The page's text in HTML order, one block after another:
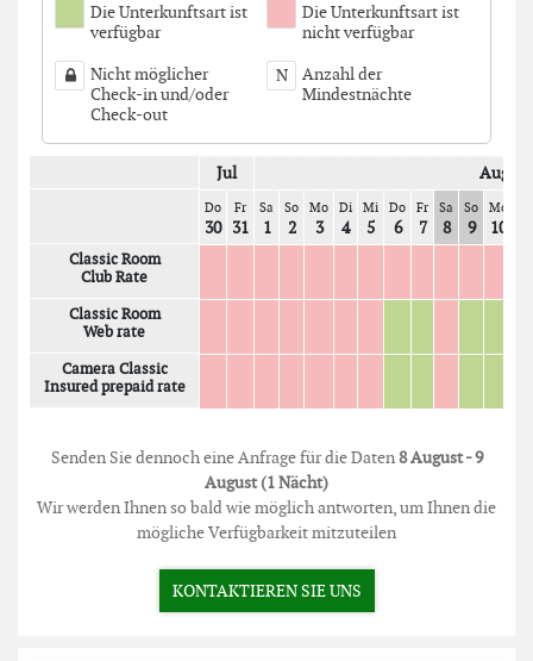
Die Unterkunftsart ist
verfügbar
Die Unterkunftsart ist
nicht verfügbar
Nicht möglicher
Check-in und/oder
Check-out
N
Anzahl der
Mindestnächte
Jul Aug
Do
30
Fr
31
Sa
1
So
2
Mo
3
Di
4
Mi
5
Do
6
Fr
7
Sa
8
So
9
Mo
10
Classic Room
Club Rate
Classic Room
Web rate
Camera Classic
Insured prepaid rate
Senden Sie dennoch eine Anfrage für die Daten8 August - 9
August (1 Nächt)
Wir werden Ihnen so bald wie möglich antworten, um Ihnen die
mögliche Verfügbarkeit mitzuteilen
KONTAKTIEREN SIE UNS